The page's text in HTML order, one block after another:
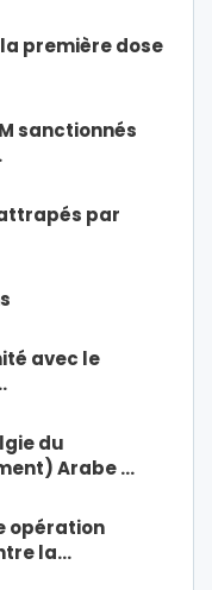
première dose
sanctionnés
par
avec le
du
Arabe …
opération
la…